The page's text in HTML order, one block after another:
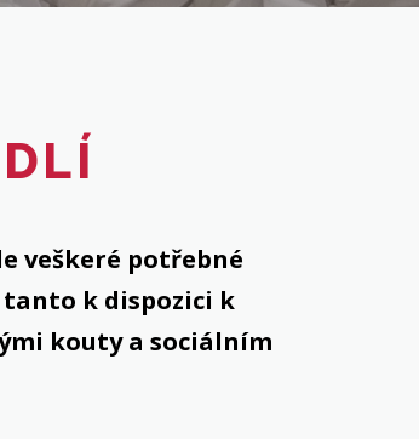
veškeré potřebné
k dispozici k
kouty a sociálním